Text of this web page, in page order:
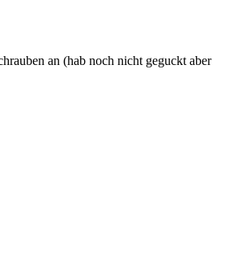
an (hab noch nicht geguckt aber